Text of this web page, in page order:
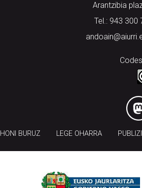
Arantzibia
Tel.: 943 300
HONI BURUZ LEGE OHARRA